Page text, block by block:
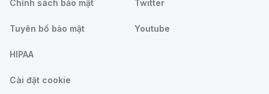
Chính sách bảo mật
Tuyên bố bảo mật
HIPAA
Cài đặt cookie
Twitter
Youtube